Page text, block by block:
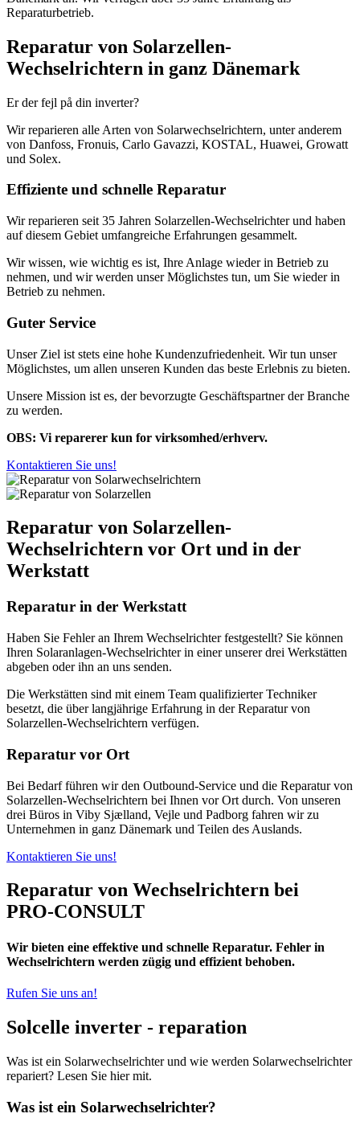
Reparaturbetrieb.
Reparatur von Solarzellen-
Wechselrichtern in ganz Dänemark
Er der fejl på din inverter?
Wir reparieren alle Arten von Solarwechselrichtern, unter anderem
von Danfoss, Fronuis, Carlo Gavazzi, KOSTAL, Huawei, Growatt
und Solex.
Effiziente und schnelle Reparatur
Wir reparieren seit 35 Jahren Solarzellen-Wechselrichter und haben
auf diesem Gebiet umfangreiche Erfahrungen gesammelt.
Wir wissen, wie wichtig es ist, Ihre Anlage wieder in Betrieb zu
nehmen, und wir werden unser Möglichstes tun, um Sie wieder in
Betrieb zu nehmen.
Guter Service
Unser Ziel ist stets eine hohe Kundenzufriedenheit. Wir tun unser
Möglichstes, um allen unseren Kunden das beste Erlebnis zu bieten.
Unsere Mission ist es, der bevorzugte Geschäftspartner der Branche
zu werden.
OBS: Vi reparerer kun for virksomhed/erhverv.
Kontaktieren Sie uns!
Reparatur von Solarzellen-
Wechselrichtern vor Ort und in der
Werkstatt
Reparatur in der Werkstatt
Haben Sie Fehler an Ihrem Wechselrichter festgestellt? Sie können
Ihren Solaranlagen-Wechselrichter in einer unserer drei Werkstätten
abgeben oder ihn an uns senden.
Die Werkstätten sind mit einem Team qualifizierter Techniker
besetzt, die über langjährige Erfahrung in der Reparatur von
Solarzellen-Wechselrichtern verfügen.
Reparatur vor Ort
Bei Bedarf führen wir den Outbound-Service und die Reparatur von
Solarzellen-Wechselrichtern bei Ihnen vor Ort durch. Von unseren
drei Büros in Viby Sjælland, Vejle und Padborg fahren wir zu
Unternehmen in ganz Dänemark und Teilen des Auslands.
Kontaktieren Sie uns!
Reparatur von Wechselrichtern bei
PRO‑CONSULT
Wir bieten eine effektive und schnelle Reparatur. Fehler in
Wechselrichtern werden zügig und effizient behoben.
Rufen Sie uns an!
Solcelle inverter - reparation
Was ist ein Solarwechselrichter und wie werden Solarwechselrichter
repariert? Lesen Sie hier mit.
Was ist ein Solarwechselrichter?